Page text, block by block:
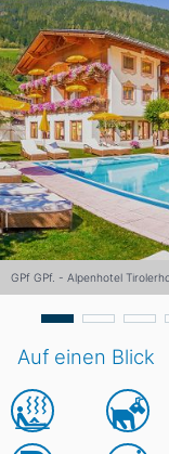
GPf. GPf.
Auf einen Blick